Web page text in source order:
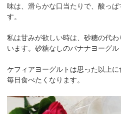
味は、滑らかな口当たりで、酸っ
す。
私は甘みが欲しい時は、砂糖の代
います。砂糖なしのバナナヨーグル
ケフィアヨーグルトは思った以上
毎日食べたくなります。